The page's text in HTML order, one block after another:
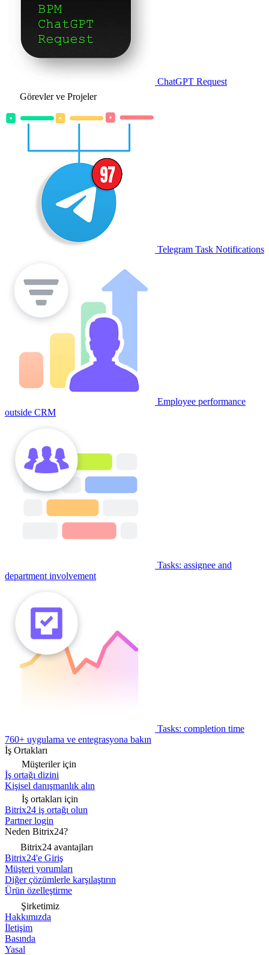
ChatGPT Request
Görevler ve Projeler
Telegram Task Notifications
Employee performance
outside CRM
Tasks: assignee and
department involvement
Tasks: completion time
760+ uygulama ve entegrasyona bakın
İş Ortakları
Müşteriler için
İş ortağı dizini
Kişisel danışmanlık alın
İş ortakları için
Bitrix24 iş ortağı olun
Partner login
Neden Bitrix24?
Bitrix24 avantajları
Bitrix24'e Giriş
Müşteri yorumları
Diğer çözümlerle karşılaştırın
Ürün özelleştirme
Şirketimiz
Hakkımızda
İletişim
Basında
Yasal